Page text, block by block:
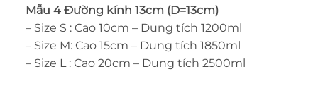
Mẫu 4 Đường kính 13cm (D=13cm)
– Size S : Cao 10cm – Dung tích 1200ml
– Size M: Cao 15cm – Dung tích 1850ml
– Size L : Cao 20cm – Dung tích 2500ml